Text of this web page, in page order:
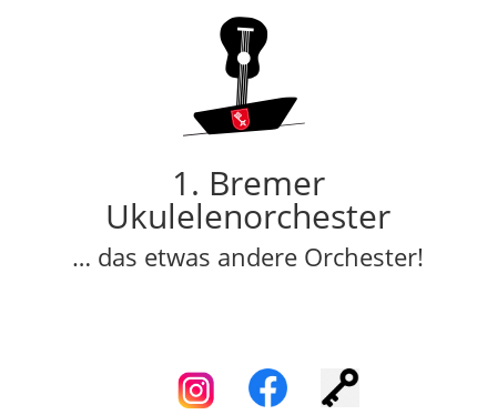
1. Bremer
Ukulelenorchester
… das etwas andere Orchester!